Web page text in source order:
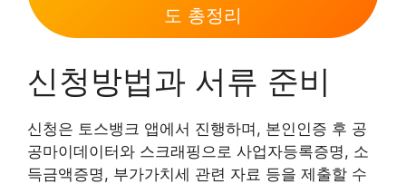
도 총정리
신청방법과 서류 준비
신청은 토스뱅크 앱에서 진행하며, 본인인증 후 공
공마이데이터와 스크래핑으로 사업자등록증명, 소
득금액증명, 부가가치세 관련 자료 등을 제출할 수